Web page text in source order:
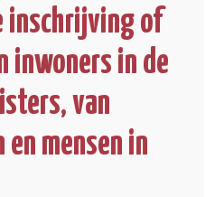
inschrijving of
inwoners in de
van
mensen in